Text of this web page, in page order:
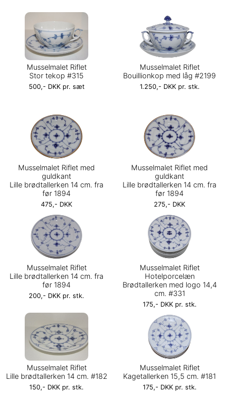
Musselmalet Riflet
Stor tekop #315
500,- DKK pr. sæt
Musselmalet Riflet
Bouillionkop med låg #2199
1.250,- DKK pr. stk.
Musselmalet Riflet med
guldkant
Lille brødtallerken 14 cm. fra
før 1894
475,- DKK
Musselmalet Riflet med
guldkant
Lille brødtallerken 14 cm. fra
før 1894
275,- DKK
Musselmalet Riflet
Lille brødtallerken 14 cm. fra
før 1894
200,- DKK pr. stk.
Musselmalet Riflet
Hotelporcelæn
Brødtallerken med logo 14,4
cm. #331
175,- DKK pr. stk.
Musselmalet Riflet
Lille brødtallerken 14 cm. #182
150,- DKK pr. stk.
Musselmalet Riflet
Kagetallerken 15,5 cm. #181
175,- DKK pr. stk.